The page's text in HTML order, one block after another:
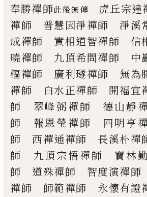
奉勝禪師此後無傳
虎丘宗達
禪師 普慧因淨禪師 淨溪
成禪師 實相道智禪師 信
曉禪師 九頂希問禪師 中
樞禪師 廣利璲禪師 無為
禪師 白水正禪師 開福宜
師 翠峰弼禪師 德山靜
師
報恩瑩禪師 四明亨
師 西禪通禪師 長溪朴禪
師
九頂宗悟禪師 寶林
師 道殊禪師 智度演禪師
禪師 師範禪師 永懷有證